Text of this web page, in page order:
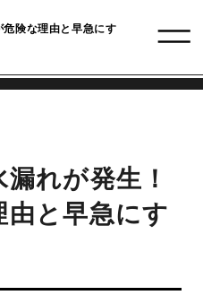
険な理由と早急にす
れが発生！
由と早急にす